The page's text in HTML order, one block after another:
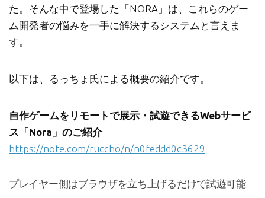
た。そんな中で登場した「NORA」は、これらのゲー
ム開発者の悩みを一手に解決するシステムと言えま
す。
以下は、るっちょ氏による概要の紹介です。
自作ゲームをリモートで展示・試遊できるWebサービ
ス「Nora」のご紹介
https://note.com/ruccho/n/n0feddd0c3629
プレイヤー側はブラウザを立ち上げるだけで試遊可能